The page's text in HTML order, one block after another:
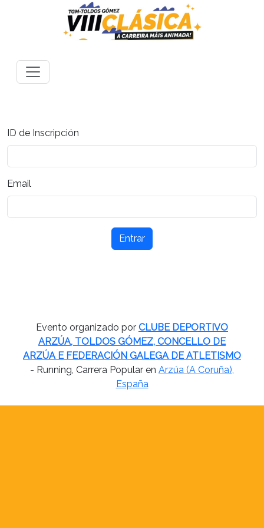
ID de Inscripción
Email
Entrar
Evento organizado por CLUBE DEPORTIVO
ARZÚA, TOLDOS GÓMEZ, CONCELLO DE
ARZÚA E FEDERACIÓN GALEGA DE ATLETISMO
- Running, Carrera Popular en Arzúa (A Coruña),
España